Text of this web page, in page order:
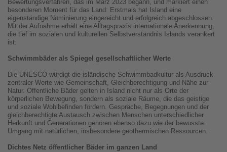
Bewertungsverfahren, das im März 2023 begann, und markiert einen
besonderen Moment für das Land: Erstmals hat Island eine
eigenständige Nominierung eingereicht und erfolgreich abgeschlossen.
Mit der Aufnahme erhält eine Alltagspraxis internationale Anerkennung,
die tief im sozialen und kulturellen Selbstverständnis Islands verankert
ist.
Schwimmbäder als Spiegel gesellschaftlicher Werte
Die UNESCO würdigt die isländische Schwimmbadkultur als Ausdruck
zentraler Werte wie Gemeinschaft, Gleichberechtigung und Nähe zur
Natur. Öffentliche Bäder gelten in Island nicht nur als Orte der
körperlichen Bewegung, sondern als soziale Räume, die das geistige
und soziale Wohlbefinden fördern. Gespräche, Begegnungen und der
gleichberechtigte Austausch zwischen Menschen unterschiedlicher
Herkunft und Generationen gehören ebenso dazu wie der bewusste
Umgang mit natürlichen, insbesondere geothermischen Ressourcen.
Dichtes Netz öffentlicher Bäder im ganzen Land